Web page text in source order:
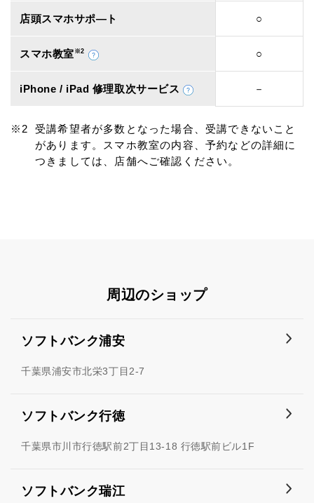
店頭スマホサポ―ト ○
スマホ教室 ※2 ○
iPhone / iPad 修理取次サービス －
受講希望者が多数となった場合、受講できないこと
があります。スマホ教室の内容、予約などの詳細に
つきましては、店舗へご確認ください。
周辺のショップ
ソフトバンク浦安
千葉県浦安市北栄3丁目2-7
ソフトバンク行徳
千葉県市川市行徳駅前2丁目13-18 行徳駅前ビル1F
ソフトバンク瑞江